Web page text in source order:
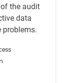
the audit
data
problems.